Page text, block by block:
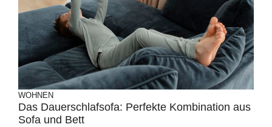
WOHNEN
Das Dauerschlafsofa: Perfekte Kombination aus
Sofa und Bett